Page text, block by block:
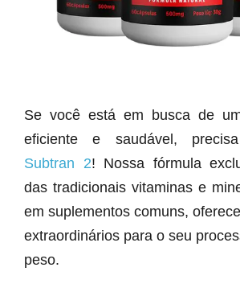
Se você está em busca de
eficiente e saudável,
Subtran 2! Nossa fórmula
das tradicionais vitaminas e
em suplementos comuns,
extraordinários para o seu
peso.